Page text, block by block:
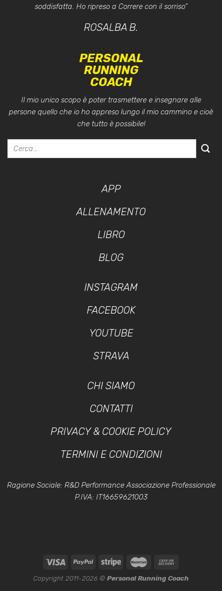
soddisfatta. Ho ripreso a Correre con il sorriso”
ROSALBA B.
PERSONAL
RUNNING
COACH
Il mio unico scopo è poter trasmettere e insegnare alle
persone quello che io ho appreso lungo il mio cammino e cioè
che tutto è possibile!
APP
ALLENAMENTO
LIBRO
BLOG
INSTAGRAM
FACEBOOK
YOUTUBE
STRAVA
CHI SIAMO
CONTATTI
PRIVACY & COOKIE POLICY
TERMINI E CONDIZIONI
Ragione Sociale: R&D Performance Associazione Professionale
P.IVA: IT16659621003
Copyright 2011-2026 © Personal Running Coach